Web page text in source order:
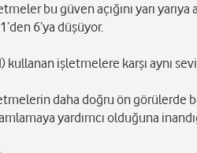
bu güven açığını yarı
6’ya düşüyor.
kullanan işletmelere karşı aynı
daha doğru ön görülerde
yardımcı olduğuna